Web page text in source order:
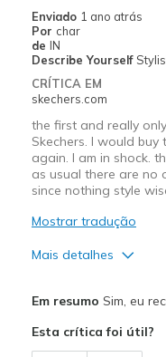
Width
Sizing
View On Shoes
I'm
Enviado 1 ano atrás
Por char
de IN
Describe Yourself
CRÍTICA EM
skechers.com
the first and really
Skechers. I would buy
again. I am in shock.
as usual there are no
since nothing style
Mostrar tradução
Mais detalhes
Comfortable
Em resumo Sim, eu
Esta crítica foi útil?